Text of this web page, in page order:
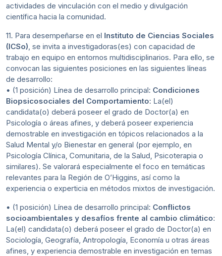
actividades de vinculación con el medio y divulgación
científica hacia la comunidad.
11. Para desempeñarse en el Instituto de Ciencias Sociales
(ICSo) , se invita a investigadoras(es) con capacidad de
trabajo en equipo en entornos multidisciplinarios. Para ello, se
convocan las siguientes posiciones en las siguientes líneas
de desarrollo:
• (1 posición) Línea de desarrollo principal: Condiciones
Biopsicosociales del Comportamiento: La(el)
candidata(o) deberá poseer el grado de Doctor(a) en
Psicología o áreas afines, y deberá poseer experiencia
demostrable en investigación en tópicos relacionados a la
Salud Mental y/o Bienestar en general (por ejemplo, en
Psicología Clínica, Comunitaria, de la Salud, Psicoterapia o
similares). Se valorará especialmente el foco en temáticas
relevantes para la Región de O’Higgins, así como la
experiencia o experticia en métodos mixtos de investigación.
• (1 posición) Línea de desarrollo principal: Conflictos
socioambientales y desafíos frente al cambio climático:
La(el) candidata(o) deberá poseer el grado de Doctor(a) en
Sociología, Geografía, Antropología, Economía u otras áreas
afines, y experiencia demostrable en investigación en temas